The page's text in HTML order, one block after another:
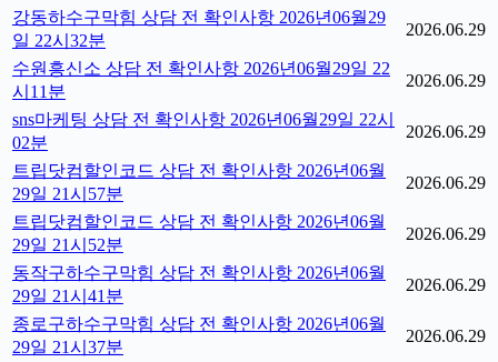
강동하수구막힘 상담 전 확인사항 2026년06월29
일 22시32분
2026.06.29
수원흥신소 상담 전 확인사항 2026년06월29일 22
시11분
2026.06.29
sns마케팅 상담 전 확인사항 2026년06월29일 22시
02분
2026.06.29
트립닷컴할인코드 상담 전 확인사항 2026년06월
29일 21시57분
2026.06.29
트립닷컴할인코드 상담 전 확인사항 2026년06월
29일 21시52분
2026.06.29
동작구하수구막힘 상담 전 확인사항 2026년06월
29일 21시41분
2026.06.29
종로구하수구막힘 상담 전 확인사항 2026년06월
29일 21시37분
2026.06.29